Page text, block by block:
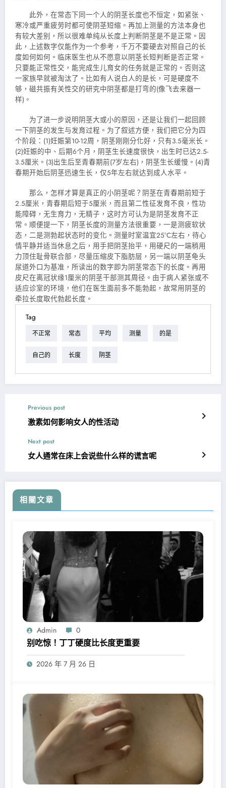
此外，在常态下同一个人的阴茎长度也不恒定，如紧张、
寒冷或严重疲劳时都可使阴茎短缩。再加上测量的方法本身也
有较大差别，所以很难单纯从长度上判断阴茎是不是正常。因
此，上述数字仅能作为一个参考，千万不要硬去对照自己的长
度如何如何。临床医生也从不愿意以阴茎长短判断是否正常。
只要能正常性交，能完成生儿育女的任务就是正常的。否则这
一家族早就被淘汰了。比如有人说白人的是长，可是硬度不
够，磁共振有关性交的研究中阴茎都是打弯的(像飞去来器一
样)。
为了进一步说明阴茎大或小的原因，还是让我们一起回顾
一下阴茎的发生与发育过程。为了叙述方便，我们把它分为四
个阶段：(1)妊娠第10-12周，阴茎刚刚分化好，只有3.5毫米长。
(2)妊娠的中、后期6个月，阴茎生长速度很快，出生时已达2.5-
3.5厘米。(3)出生后至青春期前(7岁左右)，阴茎生长缓慢。(4)青
春期开始后阴茎迅速生长，仅5年左右就达到成人水平。
那么，怎样才算是真正的小阴茎呢？阴茎在青春期前短于
2.5厘米，青春期后短于5厘米，而且第二性征发育不良，性功
能障碍，无生育力，无精子，这时方可认为是阴茎发育不正
常。顺便提一下，阴茎长度的测量方法很重要，一是测疲软状
态，二是测勃起状态时的变化。测量时室温宜25°C左右，待心
情平静并适当休息之后，用手把阴茎抬平，用硬尺的一端稍用
力顶住耻骨联合部，尽量压缩皮下脂肪层，另一端以阴茎龟头
尿道外口为基准，所读出的数字即为阴茎常态下的长度。再用
皮尺在离冠状缘1厘米的阴茎干部测其周径。由于病人紧张或不
适应诊室的环境，他们在医生面前多不能勃起，故常用阴茎的
牵拉长度取代勃起长度。
Tag
不正常 常态 平均 测量 的是
自己的 长度 阴茎
Previous post
激素如何影响女人的性活动
Next post
女人通常在床上会说些什么样的谎言呢
相關文章
Admin 0
别吃惊！丁丁硬度比长度更重要
2026 年 7 月 26 日